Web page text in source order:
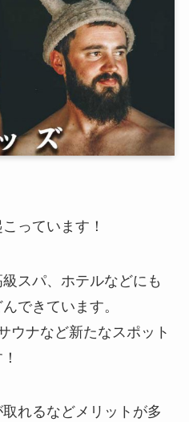
っています！
スパ、ホテルなどにも
できています。
ウナなど新たなスポット
れるなどメリットが多